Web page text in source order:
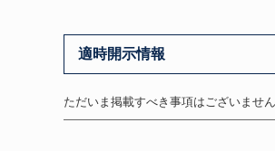
適時開示情報
ただいま掲載すべき事項はございません